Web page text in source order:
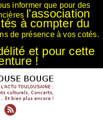
informer que pour des
l'association
à compter du
de présence à vos cotés.
et pour cette
!